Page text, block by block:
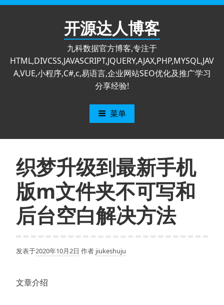
跳
开源达人博客
九科数据官方博客,专注于
HTML,DIVCSS,JAVASCRIPT,JQUERY,AJAX,PHP,MYSQL,JAV
A,VUE,小程序,C#,c,易语言,企业网站SEO优化及推广学习
分享经验!
菜单
织梦升级到最新手机
版m文件夹不可写和
后台空白解决方法
发表于2020年10月2日 作者 jiukeshuju
文章介绍